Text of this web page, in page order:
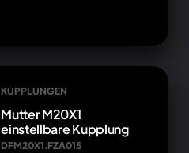
KUPPLUNGEN
Mutter M20X1
einstellbare Kupplung
DFM20X1.FZA015